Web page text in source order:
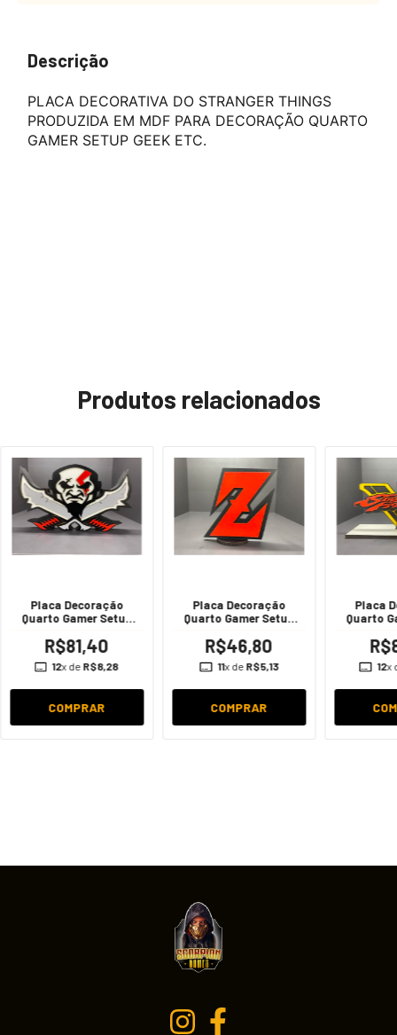
Descrição
PLACA DECORATIVA DO STRANGER THINGS
PRODUZIDA EM MDF PARA DECORAÇÃO QUARTO
GAMER SETUP GEEK ETC.
Produtos relacionados
Placa Decoração
Quarto Gamer Setup
R$81,40
12x de R$8,28
COMPRAR
Placa Decoração
Quarto Gamer Setup
R$46,80
11x de R$5,13
COMPRAR
Placa
Quarto
12x